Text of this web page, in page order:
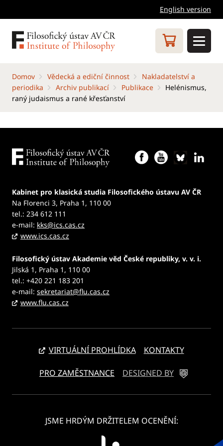
English version
Domov Vědecká a ediční činnost
Nakladatelství a
periodika
Archiv publikací Publikace
Helénismus,
raný judaismus a rané křesťanství
Kabinet pro klasická studia Filosofického ústavu AV ČR
Na Florenci 3, Praha 1, 110 00
tel.: 234 612 111
e-mail: kks@ics.cas.cz
www.ics.cas.cz
Filosofický ústav Akademie věd České republiky, v. v. i.
Jilská 1, Praha 1, 110 00
tel.: +420 221 183 201
e-mail: sekretariat@flu.cas.cz
www.flu.cas.cz
VIRTUÁLNÍ PROHLÍDKA KONTAKTY
PRO ZAMĚSTNANCE DESIGNED BY
JSME HRDÝM DRŽITELEM OCENĚNÍ: